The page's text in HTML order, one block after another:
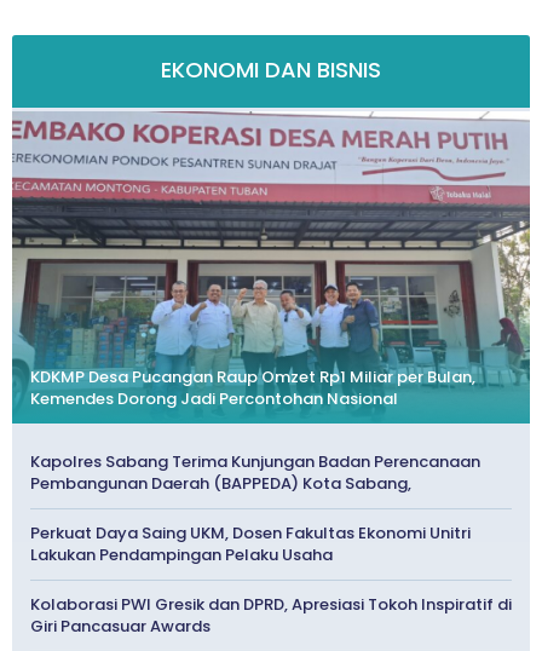
EKONOMI DAN BISNIS
KDKMP Desa Pucangan Raup Omzet Rp1 Miliar per Bulan,
Kemendes Dorong Jadi Percontohan Nasional
Kapolres Sabang Terima Kunjungan Badan Perencanaan
Pembangunan Daerah (BAPPEDA) Kota Sabang,
Perkuat Daya Saing UKM, Dosen Fakultas Ekonomi Unitri
Lakukan Pendampingan Pelaku Usaha
Kolaborasi PWI Gresik dan DPRD, Apresiasi Tokoh Inspiratif di
Giri Pancasuar Awards